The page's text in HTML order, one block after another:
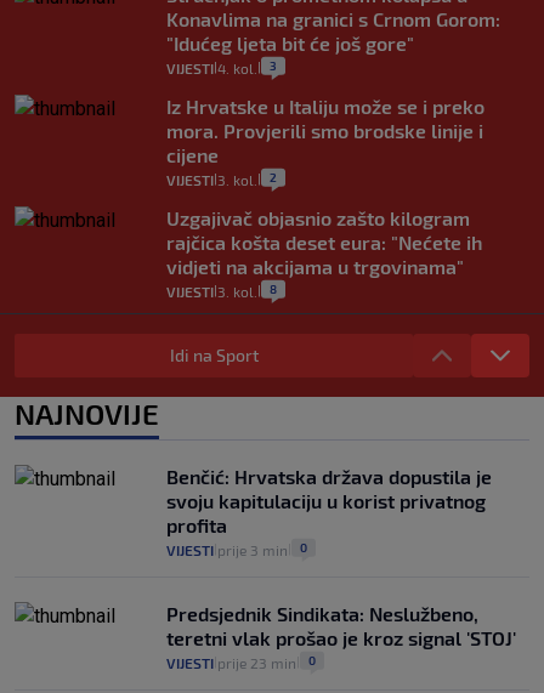
Konavlima na granici s Crnom Gorom:
"Idućeg ljeta bit će još gore"
VIJESTI 4. kol. 3
Iz Hrvatske u Italiju može se i preko
mora. Provjerili smo brodske linije i
cijene
VIJESTI 3. kol. 2
Uzgajivač objasnio zašto kilogram
rajčica košta deset eura: "Nećete ih
vidjeti na akcijama u trgovinama"
VIJESTI 3. kol. 8
Selidba je jedno od stresnijih iskustava.
Evo aktualnih cijena i nekoliko savjeta
0
automobilom na Hvar iz Zagreba, a
koliko iz Osijeka
VIJESTI 2. kol. 14
Idi na Sport
NAJNOVIJE
Benčić: Hrvatska država dopustila je
svoju kapitulaciju u korist privatnog
profita
VIJESTI prije 3 min 0
Predsjednik Sindikata: Neslužbeno,
teretni vlak prošao je kroz signal 'STOJ'
VIJESTI prije 23 min 0